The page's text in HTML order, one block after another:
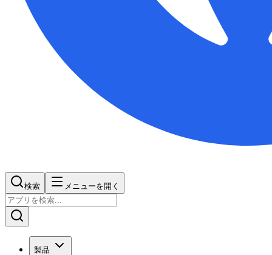
検索 メニューを開く
製品